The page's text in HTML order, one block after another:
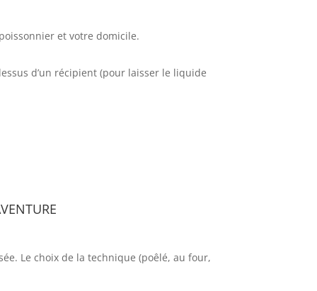
et votre domicile.
d’un récipient (pour laisser le liquide
Le choix de la technique (poêlé, au four,